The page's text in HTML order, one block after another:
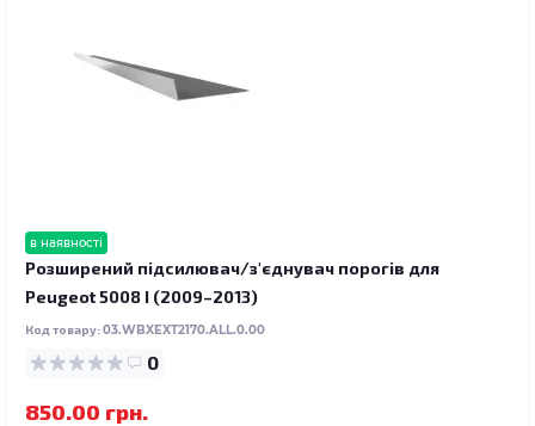
в наявності
Розширений підсилювач/з'єднувач порогів для
Peugeot 5008 I (2009–2013)
Код товару:03.WBXEXT2170.ALL.0.00
0
850.00 грн.